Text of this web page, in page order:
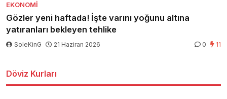
EKONOMI
Gözler yeni haftada! İşte varını yoğunu altına
yatıranları bekleyen tehlike
SoleKinG 21 Haziran 2026 0 11
Döviz Kurları